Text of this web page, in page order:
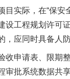
际，在“保安
工程规划许可
应同时具备人
申请表、限期
批系统数据共